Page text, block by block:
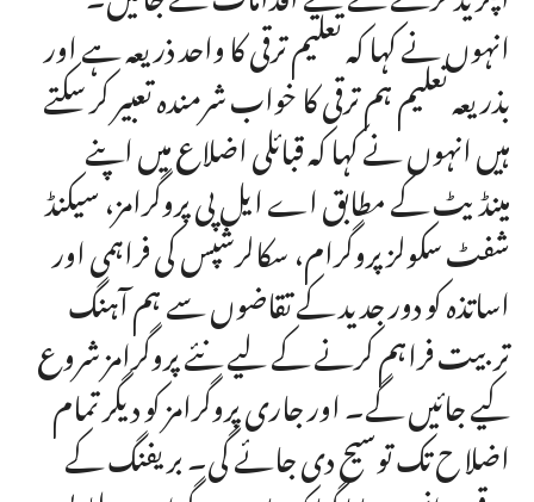
انہوں نے کہا کہ تعلیم ترقی کا واحد ذریعہ ہے اور
بذریعہ تعلیم ہم ترقی کا خواب شرمندہ تعبیر کر سکتے
ہیں انہوں نے کہا کہ قبائلی اضلاع میں اپنے
مینڈیٹ کے مطابق اے ایل پی پروگرامز، سیکنڈ
شفٹ سکولز پروگرام، سکالرشپس کی فراہمی اور
اساتذہ کو دور جدید کے تقاضوں سے ہم آہنگ
تربیت فراہم کرنے کے لیے نئے پروگرامز شروع
کیے جائیں گے۔ اور جاری پروگرامز کو دیگر تمام
اضلا ح تک توسیح دی جائے گی۔ بریفنگ کے